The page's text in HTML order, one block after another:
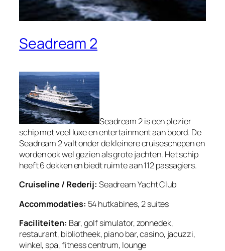
Seadream 2
Seadream 2 is een plezier
schip met veel luxe en entertainment aan boord. De
Seadream 2 valt onder de kleinere cruiseschepen en
worden ook wel gezien als grote jachten. Het schip
heeft 6 dekken en biedt ruimte aan 112 passagiers.
Cruiseline / Rederij: Seadream Yacht Club
Accommodaties: 54 hutkabines, 2 suites
Faciliteiten: Bar, golf simulator, zonnedek,
restaurant, bibliotheek, piano bar, casino, jacuzzi,
winkel, spa, fitness centrum, lounge